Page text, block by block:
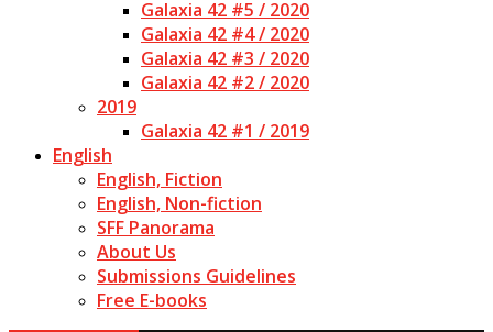
Galaxia 42 #5 / 2020
Galaxia 42 #4 / 2020
Galaxia 42 #3 / 2020
Galaxia 42 #2 / 2020
2019
Galaxia 42 #1 / 2019
English
English, Fiction
English, Non-fiction
SFF Panorama
About Us
Submissions Guidelines
Free E-books